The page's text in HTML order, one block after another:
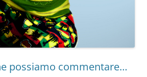
possiamo commentare…